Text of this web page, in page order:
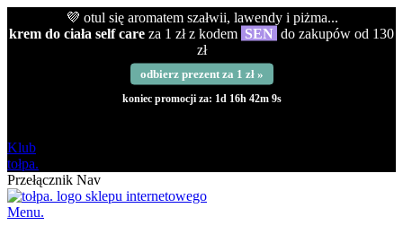
💜 otul się aromatem szałwii, lawendy i piżma...
krem do ciała self care za 1 zł z kodem SEN do zakupów od 130
zł
odbierz prezent za 1 zł »
koniec promocji za: 1d 16h 42m 8s
Klub
tołpa.
Przełącznik Nav
Menu.